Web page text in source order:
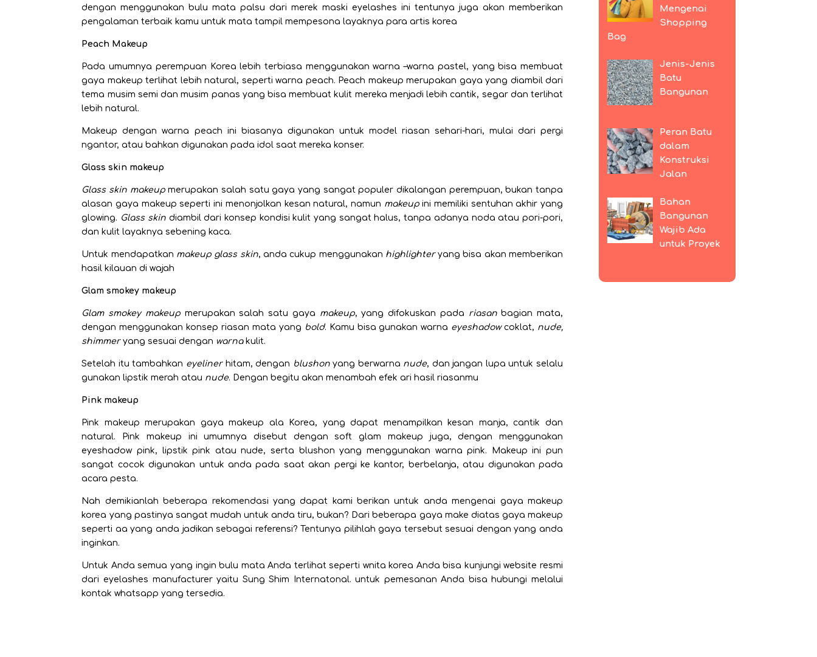
dengan menggunakanbulu mata palsu dari merek maski eyelashes ini tentunya juga akan memberikan
pengalaman terbaik kamu untuk mata tampil mempesona layaknya para artis korea
Peach Makeup
Pada umumnya perempuan Korea lebih terbiasa menggunakan warna –warna pastel, yang bisa membuat
gaya makeup terlihat lebih natural, seperti warna peach. Peach makeup merupakan gaya yang diambil dari
tema musim semi dan musim panas yang bisa membuat kulit mereka menjadi lebih cantik, segar dan terlihat
lebih natural.
Makeup dengan warna peach ini biasanya digunakan untuk model riasan sehari-hari, mulai dari pergi
ngantor, atau bahkan digunakan pada idol saat mereka konser.
Glass skin makeup
Glass skin makeupmerupakan salah satu gaya yang sangat populer dikalangan perempuan, bukan tanpa
alasan gaya makeup seperti ini menonjolkan kesan natural, namun makeupini memiliki sentuhan akhir yang
glowing. Glass skindiambil dari konsep kondisi kulit yang sangat halus, tanpa adanya noda atau pori-pori,
dan kulit layaknya sebening kaca.
Untuk mendapatkan makeup glass skin, anda cukup menggunakan highlighteryang bisa akan memberikan
hasil kilauan di wajah
Glam smokey makeup
Glam smokey makeupmerupakan salah satu gaya makeup, yang difokuskan pada riasanbagian mata,
dengan menggunakan konsep riasan mata yang bold. Kamu bisa gunakan warna eyeshadowcoklat, nude,
shimmeryang sesuai dengan warnakulit.
Setelah itu tambahkan eyelinerhitam, dengan blushonyang berwarna nude, dan jangan lupa untuk selalu
gunakan lipstik merah atau nude. Dengan begitu akan menambah efek ari hasil riasanmu
Pink makeup
Pink makeup merupakan gaya makeup ala Korea, yang dapat menampilkan kesan manja, cantik dan
natural. Pink makeup ini umumnya disebut dengan soft glam makeup juga, dengan menggunakan
eyeshadow pink, lipstik pink atau nude, serta blushon yang menggunakan warna pink. Makeup ini pun
sangat cocok digunakan untuk anda pada saat akan pergi ke kantor, berbelanja, atau digunakan pada
acara pesta.
Nah demikianlah beberapa rekomendasi yang dapat kami berikan untuk anda mengenai gaya makeup
korea yang pastinya sangat mudah untuk anda tiru, bukan? Dari beberapa gaya make diatas gaya makeup
seperti aa yang anda jadikan sebagai referensi? Tentunya pilihlah gaya tersebut sesuai dengan yang anda
inginkan.
Untuk Anda semua yang ingin bulu mata Anda terlihat seperti wnita korea Anda bisa kunjungi website resmi
dari eyelashes manufactureryaitu Sung Shim Internatonal. untuk pemesanan Anda bisa hubungi melalui
kontak whatsapp yang tersedia.
Mengenai
Shopping
Bag
Jenis-Jenis
Batu
Bangunan
Peran Batu
dalam
Konstruksi
Jalan
Bahan
Bangunan
Wajib Ada
untuk Proyek